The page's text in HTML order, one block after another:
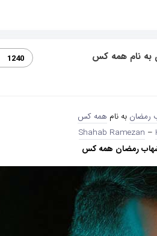
به نام همه کس 1240
رمضان به نام همه کس
Shahab Ramezan –
رمضان همه کس